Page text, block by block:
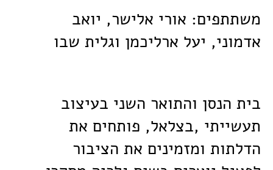
משתתפים: אורי אלישר, יואב
אדמוני, יעל ארליכמן וגלית שבו
בית הנסן והתואר השני בעיצוב
תעשייתי ,בצלאל, פותחים את
הדלתות ומזמינים את הציבור